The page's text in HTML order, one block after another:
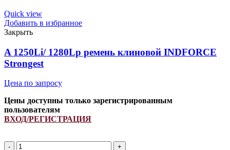
ремень
клиновой
INDFORCE
Strongest
quantity
Quick view
Добавить в избранное
Закрыть
A 1250Li/ 1280Lp ремень клиновой INDFORCE
Strongest
Цена по запросу
Цены доступны только зарегистрированным
пользователям
ВХОД/РЕГИСТРАЦИЯ
A